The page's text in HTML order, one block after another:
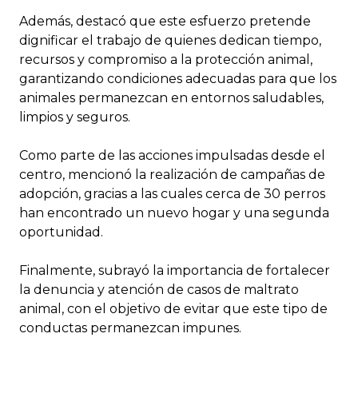
Además, destacó que este esfuerzo pretende
dignificar el trabajo de quienes dedican tiempo,
recursos y compromiso a la protección animal,
garantizando condiciones adecuadas para que los
animales permanezcan en entornos saludables,
limpios y seguros.
Como parte de las acciones impulsadas desde el
centro, mencionó la realización de campañas de
adopción, gracias a las cuales cerca de 30 perros
han encontrado un nuevo hogar y una segunda
oportunidad.
Finalmente, subrayó la importancia de fortalecer
la denuncia y atención de casos de maltrato
animal, con el objetivo de evitar que este tipo de
conductas permanezcan impunes.